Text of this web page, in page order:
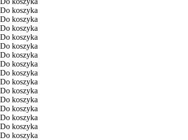
Do koszyka
Do koszyka
Do koszyka
Do koszyka
Do koszyka
Do koszyka
Do koszyka
Do koszyka
Do koszyka
Do koszyka
Do koszyka
Do koszyka
Do koszyka
Do koszyka
Do koszyka